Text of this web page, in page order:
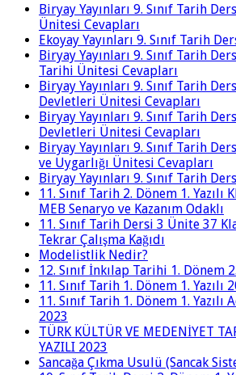
Biryay Yayınları 9. Sınıf Tarih
Ünitesi Cevapları
Ekoyay Yayınları 9. Sınıf Tarih
Biryay Yayınları 9. Sınıf Tarih
Tarihi Ünitesi Cevapları
Biryay Yayınları 9. Sınıf Tarih
Devletleri Ünitesi Cevapları
Biryay Yayınları 9. Sınıf Tarih
Devletleri Ünitesi Cevapları
Biryay Yayınları 9. Sınıf Tarih
ve Uygarlığı Ünitesi Cevapları
Biryay Yayınları 9. Sınıf Tarih
11. Sınıf Tarih 2. Dönem 1.
MEB Senaryo ve Kazanım Odaklı
11. Sınıf Tarih Dersi 3 Ünite 37
Tekrar Çalışma Kağıdı
Modelistlik Nedir?
12. Sınıf İnkılap Tarihi 1. Dönem
11. Sınıf Tarih 1. Dönem 1. Yazılı
11. Sınıf Tarih 1. Dönem 1. Yazılı
2023
TÜRK KÜLTÜR VE MEDENİYET
YAZILI 2023
Sancağa Çıkma Usulü (Sancak